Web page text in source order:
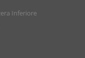
Inferiore